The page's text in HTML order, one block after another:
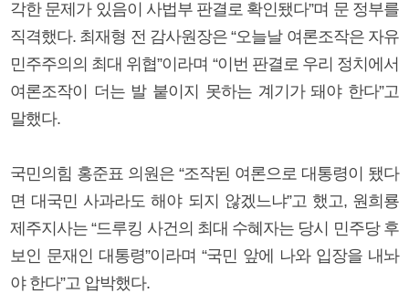
각한 문제가 있음이 사법부 판결로 확인됐다”며 문 정부를
직격했다. 최재형 전 감사원장은 “오늘날 여론조작은 자유
민주주의의 최대 위협”이라며 “이번 판결로 우리 정치에서
여론조작이 더는 발 붙이지 못하는 계기가 돼야 한다”고
말했다.
국민의힘 홍준표 의원은 “조작된 여론으로 대통령이 됐다
면 대국민 사과라도 해야 되지 않겠느냐”고 했고, 원희룡
제주지사는 “드루킹 사건의 최대 수혜자는 당시 민주당 후
보인 문재인 대통령”이라며 “국민 앞에 나와 입장을 내놔
야 한다”고 압박했다.